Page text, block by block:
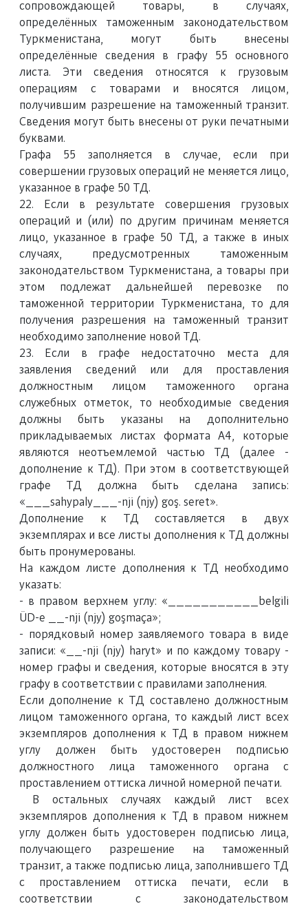
сопровождающей товары, в случаях,
определённых таможенным законодательством
Туркменистана, могут быть внесены
определённые сведения в графу 55 основного
листа. Эти сведения относятся к грузовым
операциям с товарами и вносятся лицом,
получившим разрешение на таможенный транзит.
Сведения могут быть внесены от руки печатными
буквами.
Графа 55 заполняется в случае, если при
совершении грузовых операций не меняется лицо,
указанное в графе 50 ТД.
22. Если в результате совершения грузовых
операций и (или) по другим причинам меняется
лицо, указанное в графе 50 ТД, а также в иных
случаях, предусмотренных таможенным
законодательством Туркменистана, а товары при
этом подлежат дальнейшей перевозке по
таможенной территории Туркменистана, то для
получения разрешения на таможенный транзит
необходимо заполнение новой ТД.
23. Если в графе недостаточно места для
заявления сведений или для проставления
должностным лицом таможенного органа
служебных отметок, то необходимые сведения
должны быть указаны на дополнительно
прикладываемых листах формата А4, которые
являются неотъемлемой частью ТД (далее -
дополнение к ТД). При этом в соответствующей
графе ТД должна быть сделана запись:
«___sahypaly___-nji (njy) goş. seret».
Дополнение к ТД составляется в двух
экземплярах и все листы дополнения к ТД должны
быть пронумерованы.
На каждом листе дополнения к ТД необходимо
указать:
- в правом верхнем углу: «___________belgili
ÜD-e __-nji (njy) goşmaça»;
- порядковый номер заявляемого товара в виде
записи: «__-nji (njy) haryt» и по каждому товару -
номер графы и сведения, которые вносятся в эту
графу в соответствии с правилами заполнения.
Если дополнение к ТД составлено должностным
лицом таможенного органа, то каждый лист всех
экземпляров дополнения к ТД в правом нижнем
углу должен быть удостоверен подписью
должностного лица таможенного органа с
проставлением оттиска личной номерной печати.
В остальных случаях каждый лист всех
экземпляров дополнения к ТД в правом нижнем
углу должен быть удостоверен подписью лица,
получающего разрешение на таможенный
транзит, а также подписью лица, заполнившего ТД
с проставлением оттиска печати, если в
соответствии с законодательством